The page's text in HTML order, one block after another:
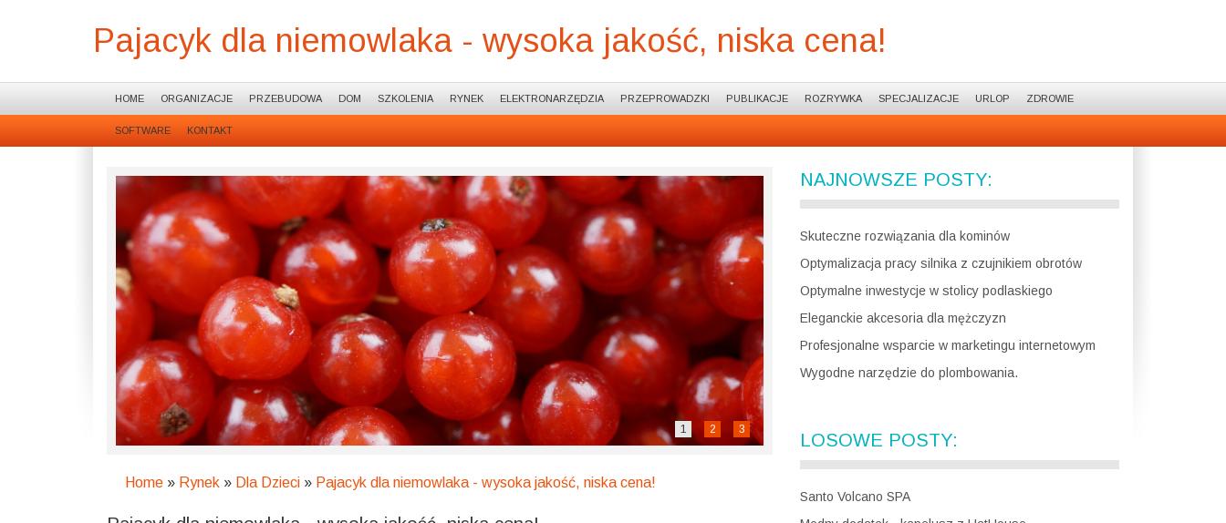
Pajacyk dla niemowlaka - wysoka jakość, niska cena!
HOME ORGANIZACJE PRZEBUDOWA DOM SZKOLENIA RYNEK ELEKTRONARZĘDZIA PRZEPROWADZKI PUBLIKACJE ROZRYWKA SPECJALIZACJE URLOP ZDROWIE
SOFTWARE KONTAKT
1 2 3
Home » Rynek » Dla Dzieci » Pajacyk dla niemowlaka - wysoka jakość, niska cena!
NAJNOWSZE POSTY:
Skuteczne rozwiązania dla kominów
Optymalizacja pracy silnika z czujnikiem obrotów
Optymalne inwestycje w stolicy podlaskiego
Eleganckie akcesoria dla mężczyzn
Profesjonalne wsparcie w marketingu internetowym
Wygodne narzędzie do plombowania.
LOSOWE POSTY:
Santo Volcano SPA